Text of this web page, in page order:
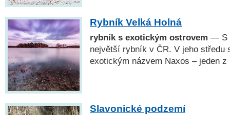
Rybník Velká Holná
rybník s exotickým ostrovem — S
největší rybník v ČR. V jeho středu
exotickým názvem Naxos – jeden
Slavonické podzemí